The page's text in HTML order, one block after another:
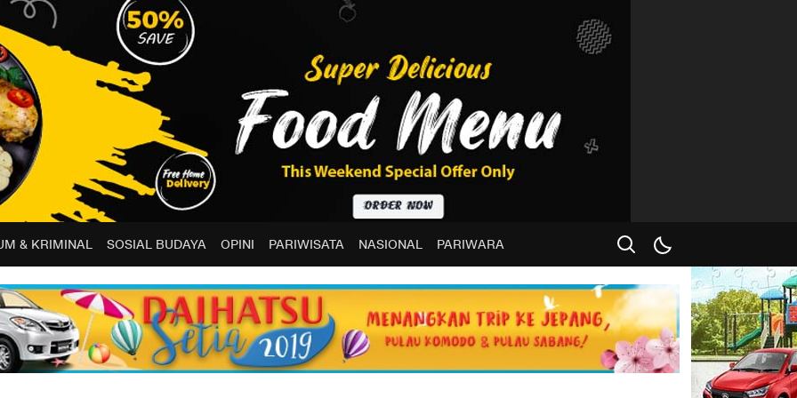
& KRIMINAL SOSIAL BUDAYA OPINI PARIWISATA NASIONAL PARIWARA